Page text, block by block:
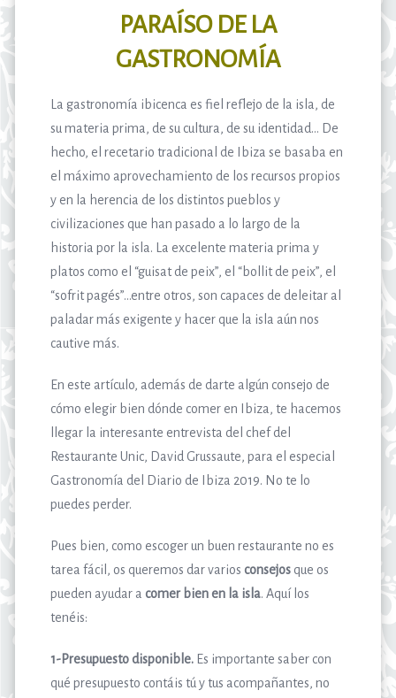
PARAÍSO DE LA
GASTRONOMÍA
La gastronomía ibicenca es fiel reflejo de la isla, de
su materia prima, de su cultura, de su identidad… De
hecho, el recetario tradicional de Ibiza se basaba en
el máximo aprovechamiento de los recursos propios
y en la herencia de los distintos pueblos y
civilizaciones que han pasado a lo largo de la
historia por la isla. La excelente materia prima y
platos como el “guisat de peix”, el “bollit de peix”, el
“sofrit pagés”…entre otros, son capaces de deleitar al
paladar más exigente y hacer que la isla aún nos
cautive más.
En este artículo, además de darte algún consejo de
cómo elegir bien dónde comer en Ibiza, te hacemos
llegar la interesante entrevista del chef del
Restaurante Unic, David Grussaute, para el especial
Gastronomía del Diario de Ibiza 2019. No te lo
puedes perder.
Pues bien, como escoger un buen restaurante no es
tarea fácil, os queremos dar varios consejos que os
pueden ayudar a comer bien en la isla. Aquí los
tenéis:
1-Presupuesto disponible. Es importante saber con
qué presupuesto contáis tú y tus acompañantes, no